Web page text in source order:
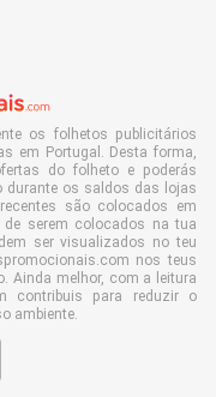
os folhetos publicitários
em Portugal. Desta forma,
do folheto e poderás
durante os saldos das lojas
são colocados em
serem colocados na tua
ser visualizados no teu
nos teus
Ainda melhor, com a leitura
contribuis para reduzir o
ambiente.